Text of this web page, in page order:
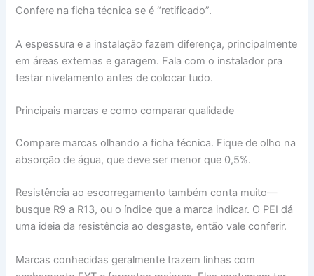
Confere na ficha técnica se é “retificado”.
A espessura e a instalação fazem diferença, principalmente
em áreas externas e garagem. Fala com o instalador pra
testar nivelamento antes de colocar tudo.
Principais marcas e como comparar qualidade
Compare marcas olhando a ficha técnica. Fique de olho na
absorção de água, que deve ser menor que 0,5%.
Resistência ao escorregamento também conta muito—
busque R9 a R13, ou o índice que a marca indicar. O PEI dá
uma ideia da resistência ao desgaste, então vale conferir.
Marcas conhecidas geralmente trazem linhas com